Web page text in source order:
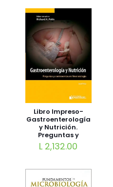
Libro Impreso-
Gastroenterología
y Nutrición.
Preguntas y
Controversias en
Neonatología
L 2,132.00